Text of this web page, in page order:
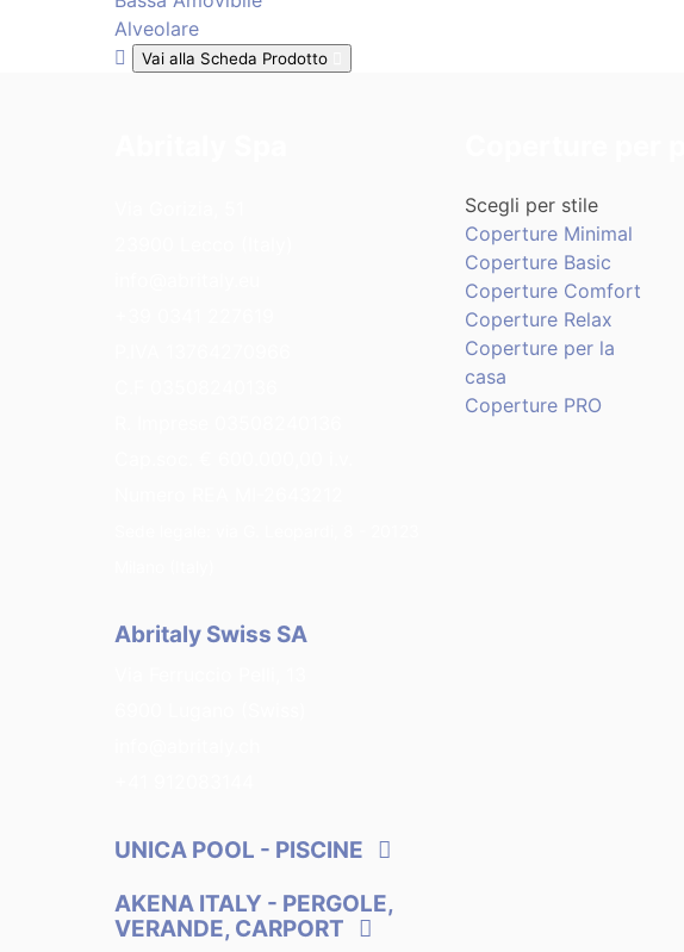
Alveolare
Vai alla Scheda Prodotto
Abritaly Swiss SA
UNICA POOL - PISCINE
AKENA ITALY - PERGOLE,
VERANDE, CARPORT
Scegli per stile
Coperture Minimal
Coperture Basic
Coperture Comfort
Coperture Relax
Coperture per la
casa
Coperture PRO